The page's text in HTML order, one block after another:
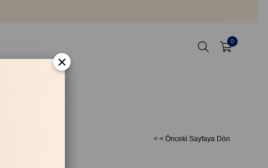
0
< < Önceki Sayfaya Dön
×